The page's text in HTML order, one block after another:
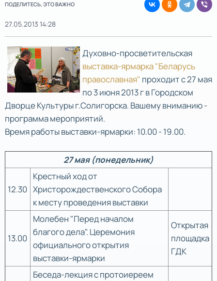
ПОДЕЛИТЕСЬ, ЭТО ВАЖНО
27.05.2013 14:28
Духовно-просветительская
выставка-ярмарка "Беларусь
православная" проходит с 27 мая
по 3 июня 2013 г в Городском
Дворце Культуры г.Солигорска. Вашему вниманию -
программа мероприятий.
Время работы выставки-ярмарки: 10.00 - 19.00.
27 мая (понедельник)
12.30
Крестный ход от
Христорождественского Собора
к месту проведения выставки
13.00
Молебен "Перед началом
благого дела". Церемония
официального открытия
выставки-ярмарки
Открытая
площадка
ГДК
Беседа-лекция с протоиереем